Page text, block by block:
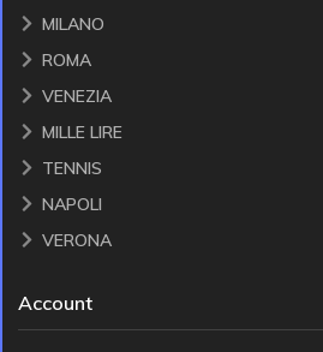
MILANO
ROMA
VENEZIA
MILLE LIRE
TENNIS
NAPOLI
VERONA
Account